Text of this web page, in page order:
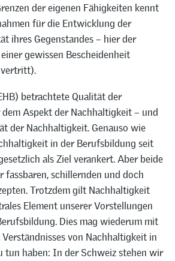
der eigenen Fähigkeiten kennt
für die Entwicklung der
ihres Gegenstandes – hier der
gewissen Bescheidenheit
betrachtete Qualität der
Aspekt der Nachhaltigkeit – und
der Nachhaltigkeit. Genauso wie
in der Berufsbildung seit
als Ziel verankert. Aber beide
fassbaren, schillernden und doch
Trotzdem gilt Nachhaltigkeit
Element unserer Vorstellungen
Dies mag wiederum mit
von Nachhaltigkeit in
tun haben: In der Schweiz stehen wir